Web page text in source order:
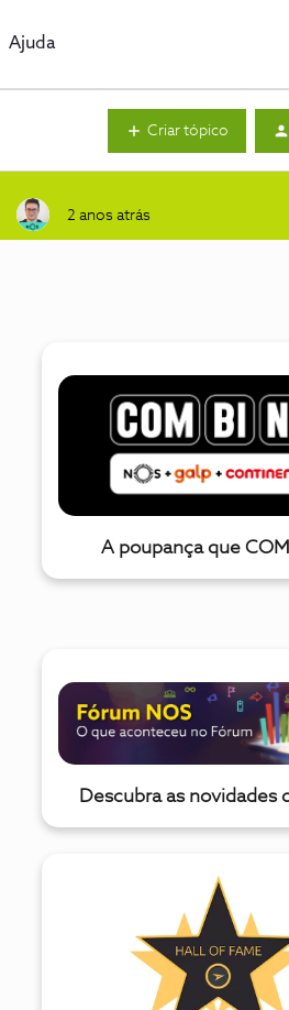
Ajuda
Criar tópico
2 anos atrás
A poupança que
Descubra as novidades